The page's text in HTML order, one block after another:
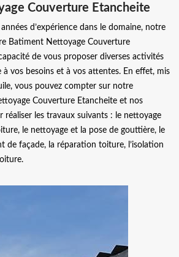
Couverture Etancheite
d’expérience dans le domaine, notre
Batiment Nettoyage Couverture
de vous proposer diverses activités
vos besoins et à vos attentes. En effet, mis
vous pouvez compter sur notre
Couverture Etancheite et nos
réaliser les travaux suivants : le nettoyage
le nettoyage et la pose de gouttière, le
de façade, la réparation toiture, l’isolation